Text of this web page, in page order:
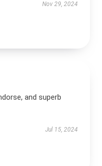
Nov 29, 2024
and superb
Jul 15, 2024